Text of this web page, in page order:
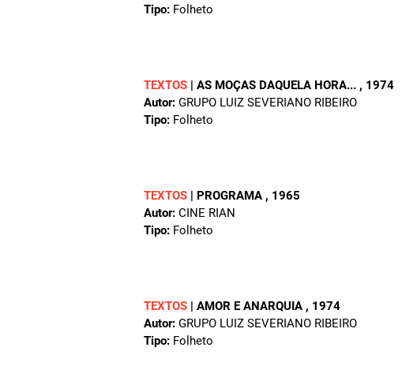
Tipo: Folheto
TEXTOS | AS MOÇAS DAQUELA HORA... , 1974
Autor: GRUPO LUIZ SEVERIANO RIBEIRO
Tipo: Folheto
TEXTOS | PROGRAMA , 1965
Autor: CINE RIAN
Tipo: Folheto
TEXTOS | AMOR E ANARQUIA , 1974
Autor: GRUPO LUIZ SEVERIANO RIBEIRO
Tipo: Folheto